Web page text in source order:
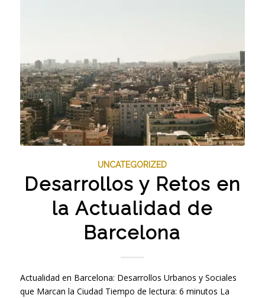
UNCATEGORIZED
Desarrollos y Retos en
la Actualidad de
Barcelona
Actualidad en Barcelona: Desarrollos Urbanos y Sociales
que Marcan la Ciudad Tiempo de lectura: 6 minutos La